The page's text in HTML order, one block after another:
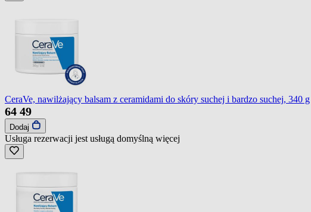
CeraVe, nawilżający balsam z ceramidami do skóry suchej i bardzo suchej, 340 g
64 49
Dodaj
Usługa rezerwacji jest usługą domyślną więcej